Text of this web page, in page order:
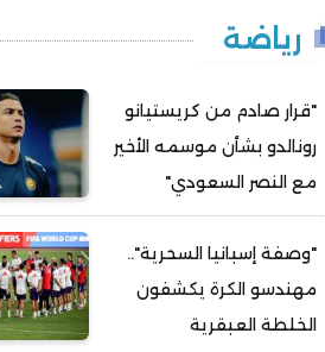
رياضة
"قرار صادم من كريستيانو
رونالدو بشأن موسمه الأخير
مع النصر السعودي"
"وصفة إسبانيا السحرية"..
مهندسو الكرة يكشفون
الخلطة العبقرية